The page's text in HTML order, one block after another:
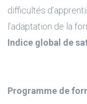
difficultés
l’adaptation de la
Indice global de
Programme de